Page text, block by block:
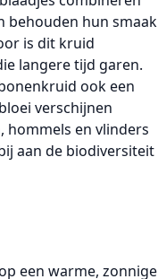
behouden hun smaak
is dit kruid
langere tijd garen.
ook een
verschijnen
hommels en vlinders
aan de biodiversiteit
een warme, zonnige